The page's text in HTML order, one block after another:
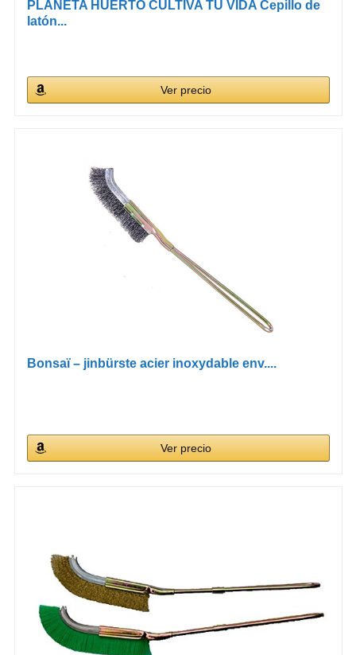
PLANETA HUERTO CULTIVA TU VIDA Cepillo de
latón...
Ver precio
Bonsaï – jinbürste acier inoxydable env....
Ver precio